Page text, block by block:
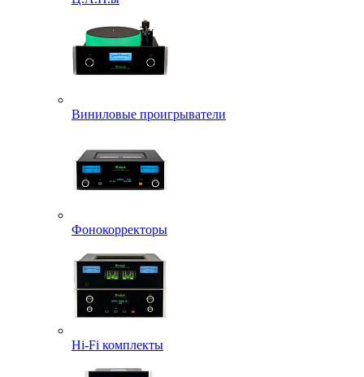
Виниловые проигрыватели
Фонокорректоры
Hi-Fi комплекты